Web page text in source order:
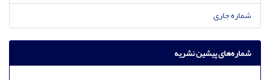
شماره جاری
شماره‌های پیشین نشریه